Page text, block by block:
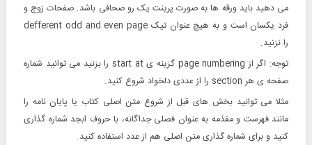
می دهید باید ورقه ها به صورت پرینت یک رو صحافی باشد. صفحات زوج و
فرد یکسان است و به هیچ عنوان تیک defferent odd and even page
را نزنید.
توجه: اگر از page numbering گزینه ی start at را بزنید می توانید شماره
صفحه ی هر section را از عددی دلخواد شروع کنید.
مثلا می توانید بخش های قبل از شروع متن اصلی کتاب یا پایان نامه را
مانند فهرست و مقذمه به عنوان فصلی جداگانه، با حروف ابجد شماره گذاری
کنید و برای شماره گذاری متن اصلی هم از عدد استفاده کنید.